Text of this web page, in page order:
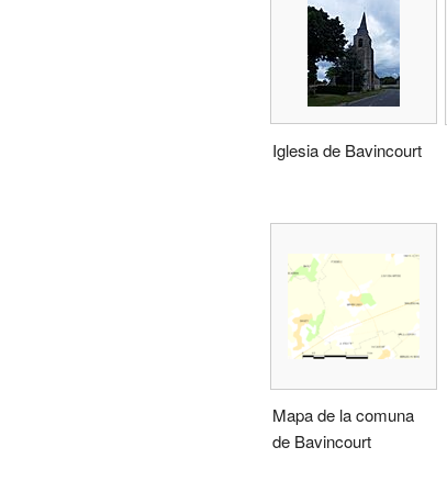
Iglesia de Bavincourt
Mapa de la comuna
de Bavincourt